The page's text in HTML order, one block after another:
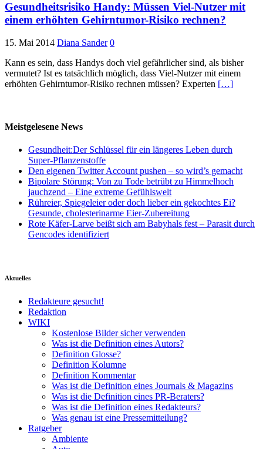
Gesundheitsrisiko Handy: Müssen Viel-Nutzer mit
einem erhöhten Gehirntumor-Risiko rechnen?
15. Mai 2014 Diana Sander 0
Kann es sein, dass Handys doch viel gefährlicher sind, als bisher
vermutet? Ist es tatsächlich möglich, dass Viel-Nutzer mit einem
erhöhten Gehirntumor-Risiko rechnen müssen? Experten […]
Meistgelesene News
Gesundheit:Der Schlüssel für ein längeres Leben durch
Super-Pflanzenstoffe
Den eigenen Twitter Account pushen – so wird’s gemacht
Bipolare Störung: Von zu Tode betrübt zu Himmelhoch
jauchzend – Eine extreme Gefühlswelt
Rühreier, Spiegeleier oder doch lieber ein gekochtes Ei?
Gesunde, cholesterinarme Eier-Zubereitung
Rote Käfer-Larve beißt sich am Babyhals fest – Parasit durch
Gencodes identifiziert
Aktuelles
Redakteure gesucht!
Redaktion
WIKI
Kostenlose Bilder sicher verwenden
Was ist die Definition eines Autors?
Definition Glosse?
Definition Kolumne
Definition Kommentar
Was ist die Definition eines Journals & Magazins
Was ist die Definition eines PR-Beraters?
Was ist die Definition eines Redakteurs?
Was genau ist eine Pressemitteilung?
Ratgeber
Ambiente